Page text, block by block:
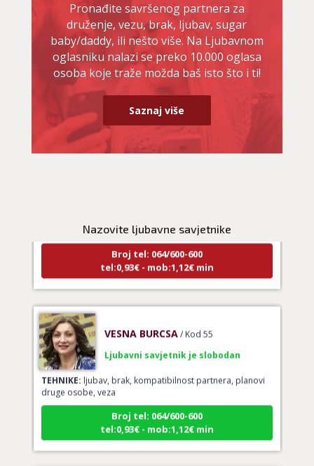
Pronađite savršenog partnera za
druženje, vezu, brak, ljubav, sugar
baby/daddy, ili nešto više. Na Ljubavnom
oglasniku nalazi se preko 10.000 oglasa
osoba koje traže možda baš isto što i ti!
Saznaj više
Nazovite ljubavne savjetnike
Broj tel: 064/600-600
tel:0,93€ - mob:1,12€ min
Ljubavni savjetnik je slobodan
TEHNIKE:ljubav, brak, kompatibilnost partnera, planovi
druge osobe, veza
Broj tel: 064/600-600
tel:0,93€ - mob:1,12€ min